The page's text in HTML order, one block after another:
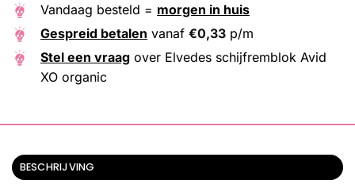
Vandaag besteld = morgen in huis
Gespreid betalen vanaf €0,33 p/m
Stel een vraag over Elvedes schijfremblok Avid
XO organic
BESCHRIJVING